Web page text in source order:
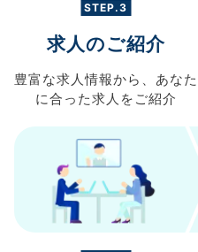
STEP.3
求人のご紹介
豊富な求人情報から、 あなた
に合った求人を ご紹介